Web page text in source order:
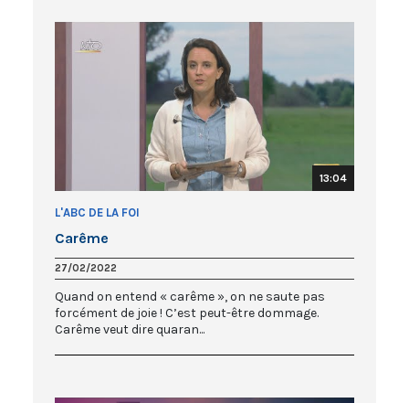
13:04
L'ABC DE LA FOI
Carême
27/02/2022
Quand on entend « carême », on ne saute pas
forcément de joie ! C’est peut-être dommage.
Carême veut dire quaran...